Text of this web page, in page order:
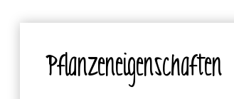
Pflanzeneigenschaften